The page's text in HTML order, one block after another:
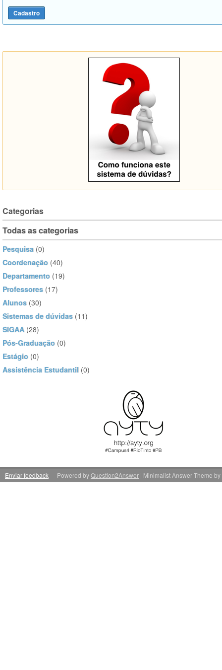
Categorias
Todas as categorias
Pesquisa (0)
Coordenação (40)
Departamento (19)
Professores (17)
Alunos (30)
Sistemas de dúvidas (11)
SIGAA (28)
Pós-Graduação (0)
Estágio (0)
Assistência Estudantil (0)
Enviar feedback | Minimalist Answer Theme by
Powered byQuestion2Answer